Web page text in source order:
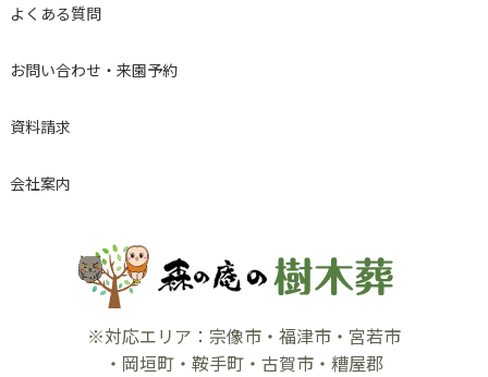
よくある質問
お問い合わせ・来園予約
資料請求
会社案内
※対応エリア：宗像市・福津市・宮若市
・岡垣町・鞍手町・古賀市・糟屋郡